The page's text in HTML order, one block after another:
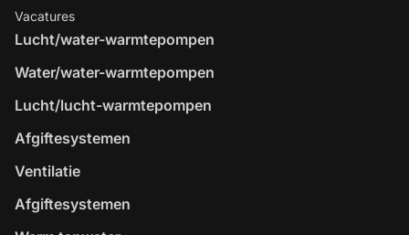
Vacatures
Lucht/water-warmtepompen
Water/water-warmtepompen
Lucht/lucht-warmtepompen
Afgiftesystemen
Ventilatie
Afgiftesystemen